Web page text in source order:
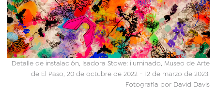
Detalle de instalación, Isadora Stowe: iluminado, Museo de Arte
de El Paso, 20 de octubre de 2022 - 12 de marzo de 2023.
Fotografía por David Davis